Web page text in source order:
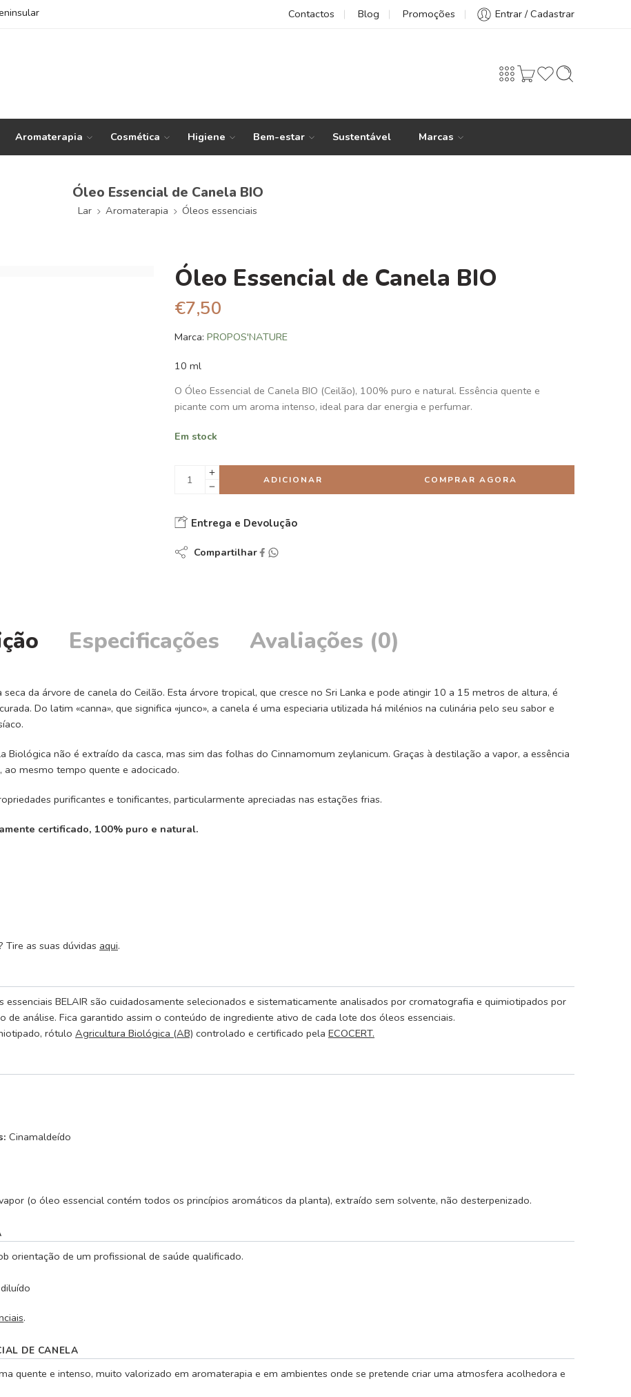
Contactos Blog Promoções Entrar / Cadastrar
Aromaterapia Cosmética Higiene Bem-estar Sustentável Marcas
Óleo Essencial de Canela BIO
Lar Aromaterapia Óleos essenciais
Óleo Essencial de Canela BIO
€7,50
Marca: PROPOS'NATURE
10 ml
O Óleo Essencial de Canela BIO (Ceilão), 100% puro e natural. Essência quente e
picante com um aroma intenso, ideal para dar energia e perfumar.
Em stock
ADICIONAR COMPRAR AGORA
Entrega e Devolução
Compartilhar
Especificações Avaliações (0)
da árvore de canela do Ceilão. Esta árvore tropical, que cresce no Sri Lanka e pode atingir 10 a 15 metros de altura, é
Do latim «canna», que significa «junco», a canela é uma especiaria utilizada há milénios na culinária pelo seu sabor e
não é extraído da casca, mas sim das folhas do Cinnamomum zeylanicum. Graças à destilação a vapor, a essência
mesmo tempo quente e adocicado.
purificantes e tonificantes, particularmente apreciadas nas estações frias.
certificado, 100% puro e natural.
as suas dúvidas aqui.
essenciais BELAIR são cuidadosamente selecionados e sistematicamente analisados por cromatografia e quimiotipados por
análise. Fica garantido assim o conteúdo de ingrediente ativo de cada lote dos óleos essenciais.
rótulo Agricultura Biológica (AB) controlado e certificado pela ECOCERT.
Cinamaldeído
(o óleo essencial contém todos os princípios aromáticos da planta), extraído sem solvente, não desterpenizado.
orientação de um profissional de saúde qualificado.
.
DE CANELA
quente e intenso, muito valorizado em aromaterapia e em ambientes onde se pretende criar uma atmosfera acolhedora e